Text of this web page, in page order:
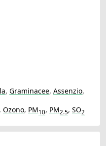
, Graminacee, Assenzio,
, Ozono, PM10, PM2.5, SO2